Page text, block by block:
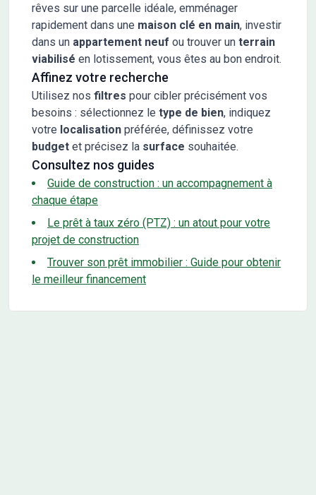
rêves sur une parcelle idéale, emménager
rapidement dans une maison clé en main, investir
dans un appartement neuf ou trouver un terrain
viabilisé en lotissement, vous êtes au bon endroit.
Affinez votre recherche
Utilisez nos filtres pour cibler précisément vos
besoins : sélectionnez le type de bien, indiquez
votre localisation préférée, définissez votre
budget et précisez la surface souhaitée.
Consultez nos guides
Guide de construction : un accompagnement à
chaque étape
Le prêt à taux zéro (PTZ) : un atout pour votre
projet de construction
Trouver son prêt immobilier : Guide pour obtenir
le meilleur financement